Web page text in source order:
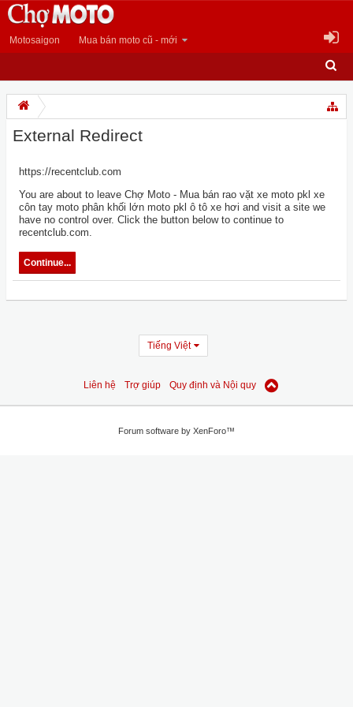
Motosaigon Mua bán moto cũ - mới
External Redirect
https://recentclub.com
You are about to leave Chợ Moto - Mua bán rao vặt xe moto pkl xe
côn tay moto phân khối lớn moto pkl ô tô xe hơi and visit a site we
have no control over. Click the button below to continue to
recentclub.com.
Continue...
Tiếng Việt
Liên hệ Trợ giúp Quy định và Nội quy
Forum software by XenForo™